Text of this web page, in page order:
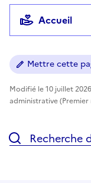
Accueil
Mettre cette
Modifié le 10 juillet
administrative (Premier
Recherche